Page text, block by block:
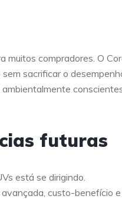
muitos compradores. O
sacrificar o
futuras
está se dirigindo.
custo-benefício e